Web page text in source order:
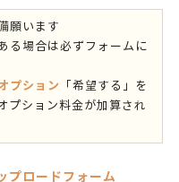
願います
る場合は必ずフォームに
プション
「希望する」を
プション料金が加算され
プロードフォーム